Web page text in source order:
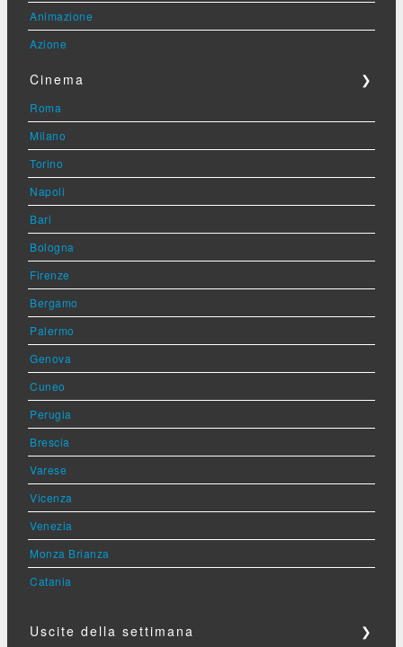
Animazione
Azione
Cinema ❯
Roma
Milano
Torino
Napoli
Bari
Bologna
Firenze
Bergamo
Palermo
Genova
Cuneo
Perugia
Brescia
Varese
Vicenza
Venezia
Monza Brianza
Catania
Uscite della settimana ❯